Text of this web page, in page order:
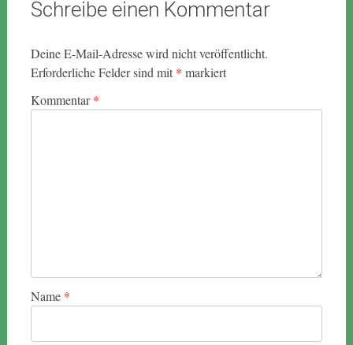
Schreibe einen Kommentar
Deine E-Mail-Adresse wird nicht veröffentlicht.
Erforderliche Felder sind mit * markiert
Kommentar*
Name *